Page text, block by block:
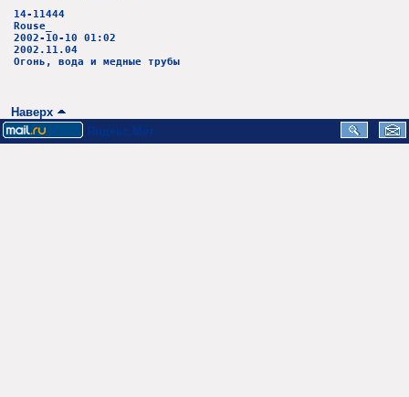
14-11444
Rouse_
2002-10-10 01:02
2002.11.04
Огонь, вода и медные трубы
Наверх